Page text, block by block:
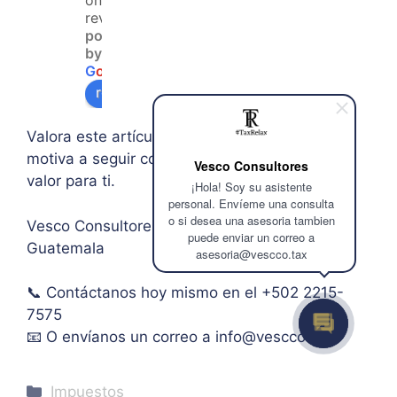
Vesco Consultores
¡Hola! Soy su asistente
personal. Envíeme una consulta
o si desea una asesoria tambien
puede enviar un correo a
asesoria@vescco.tax
reviews
powered
by
Go
review us on
ases
pers
onal.
o
máxi
mo
de
IVA.
Muc
has
graci
as.
Valora este artículo con 5 estrellas, esto nos
motiva a seguir compartiendo contenido de
valor para ti.
Vesco Consultores: Firma de auditoría en
Guatemala
📞 Contáctanos hoy mismo en el +502 2215-
7575
📧 O envíanos un correo a info@vescco.tax
Categories
Impuestos